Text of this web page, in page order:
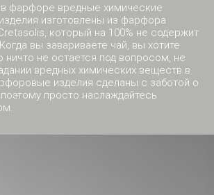
фарфоре вредные химические
изготовлены из фарфора
который на 100% не содержит
вы завариваете чай, вы хотите
ничто не остается под вопросом, не
вредных химических веществ в
изделия сделаны с заботой о
просто наслаждайтесь